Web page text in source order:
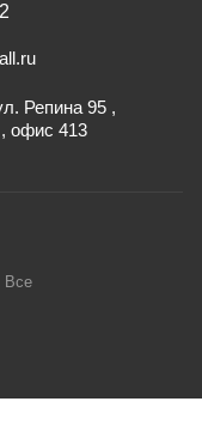
Репина 95 ,
офис 413
Все